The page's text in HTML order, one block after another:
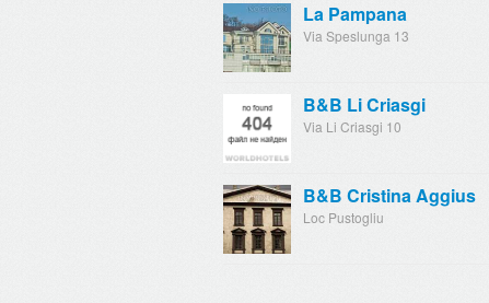
La Pampana
Via Speslunga 13
B&B Li Criasgi
Via Li Criasgi 10
B&B Cristina Aggius
Loc Pustogliu